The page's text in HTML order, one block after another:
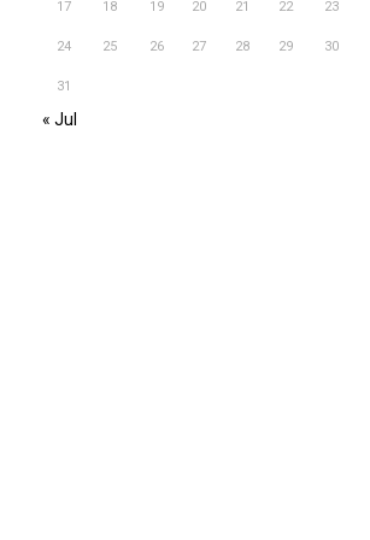
17 18 19 20 21 22 23
24 25 26 27 28 29 30
31
« Jul